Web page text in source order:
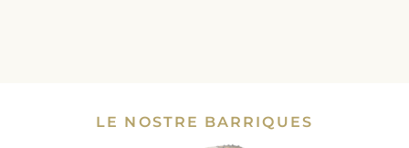
LE NOSTRE BARRIQUES